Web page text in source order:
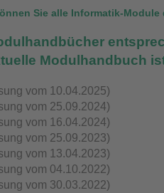
Sie alle Informatik-Module
Modulhandbuch
vom 10.04.2025)
vom 25.09.2024)
vom 16.04.2024)
vom 25.09.2023)
vom 13.04.2023)
vom 04.10.2022)
vom 30.03.2022)